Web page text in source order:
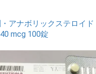
アナボリックステロイド
mcg 100錠